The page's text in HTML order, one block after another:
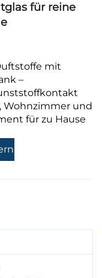
für reine
mit
–
Wohnzimmer und
für zu Hause